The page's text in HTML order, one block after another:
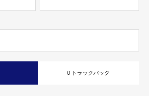
0 トラックバック